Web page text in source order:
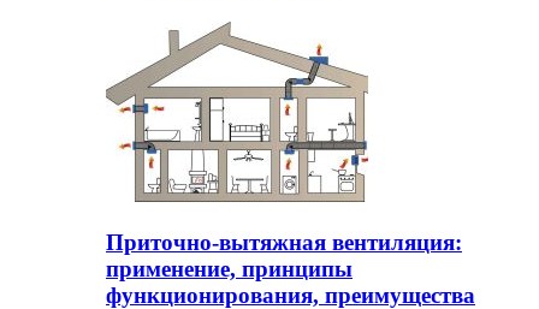
Приточно-вытяжная вентиляция:
применение, принципы
функционирования, преимущества